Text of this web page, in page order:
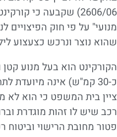
2606/06) שקבעה כי
מנועי" על פי חוק הפיצויים
שהוא נוצר ונרכש כצעצוע
הקורקינט הוא בעל מנוע
כ-30 קמ"ש) אינה
ציין בית המשפט כי הוא לא
רכב שיש לו זהות מוגדרת
פטור מחובת הרישוי וביטוח